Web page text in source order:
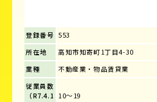
登録番号 553
所在地
高知市知寄町1丁目4-30
業種
不動産業・物品賃貸業
従業員数
（R7.4.1 10～19